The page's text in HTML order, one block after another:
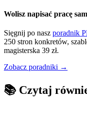
Wolisz napisać pracę
Sięgnij po nasz poradnik
250 stron konkretów,
magisterska 39 zł.
Zobacz poradniki →
📚 Czytaj